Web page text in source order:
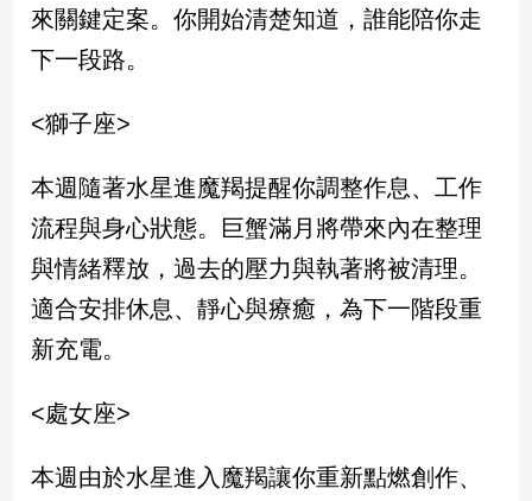
娛
樂
樂
聞
流
行/
時
尚
星
活
來關鍵定案。你開始清楚知道，誰能陪你走
下一段路。
<獅子座>
本週隨著水星進魔羯提醒你調整作息、工作
流程與身心狀態。巨蟹滿月將帶來內在整理
與情緒釋放，過去的壓力與執著將被清理。
適合安排休息、靜心與療癒，為下一階段重
新充電。
<處女座>
本週由於水星進入魔羯讓你重新點燃創作、